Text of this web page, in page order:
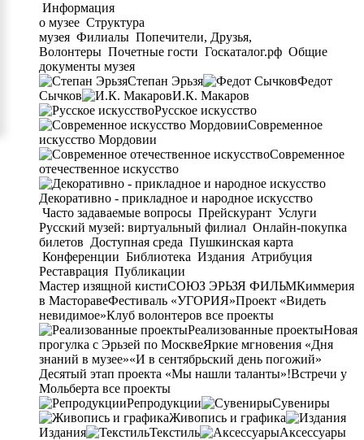
Информация
о музее Структура
музея Филиалы Попечители, Друзья,
Волонтеры Почетные гости Госкаталог.рф Общие
документы музея
Степан Эрьзя
Федот
Сычков
И.К. Макаров
Русское искусство
Современное
искусство Мордовии
Современное
отечественное искусство
Декоративно - прикладное и народное искусство
Часто задаваемые вопросы Прейскурант Услуги
Русский музей: виртуальный филиал Онлайн-покупка
билетов Доступная среда Пушкинская карта
Конференции Библиотека Издания Атрибуция
Реставрация Публикации
Мастер изящной кистиСОЮЗ ЭРЬЗЯ ФИЛЬМКиммерия
в МасторавеФестиваль «УГОРИЯ»Проект «Видеть
невидимое»Клуб волонтеров все проекты
Реализованные проектыНовая
прогулка с Эрьзей по МосквеЯркие мгновения «Дня
знаний в музее»«И в сентябрьский день погожий»
Десятый этап проекта «Мы нашли таланты»!Встречи у
Мольберта все проекты
Репродукции
Сувениры
Живопись и графика
Издания
Текстиль Аксессуары